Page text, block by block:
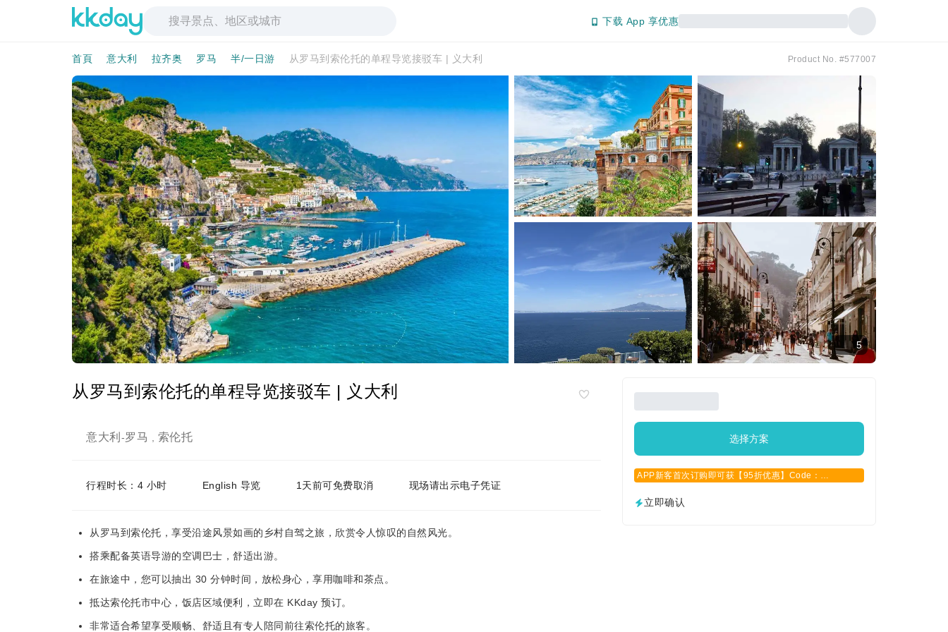
下载 App 享优惠
首頁 意大利 拉齐奥 罗马 半/一日游 从罗马到索伦托的单程导览接驳车 | 义大利 Product No. #577007
5
从罗马到索伦托的单程导览接驳车 | 义大利
意大利 -罗马 索伦托
行程时长：4 小时 English 导览 1天前可免费取消 现场请出示电子凭证
从罗马到索伦托，享受沿途风景如画的乡村自驾之旅，欣赏令人惊叹的自然风光。
搭乘配备英语导游的空调巴士，舒适出游。
在旅途中，您可以抽出 30 分钟时间，放松身心，享用咖啡和茶点。
抵达索伦托市中心，饭店区域便利，立即在 KKday 预订。
非常适合希望享受顺畅、舒适且有专人陪同前往索伦托的旅客。
选择方案
APP新客首次订购即可获【95折优惠】Code：
立即确认